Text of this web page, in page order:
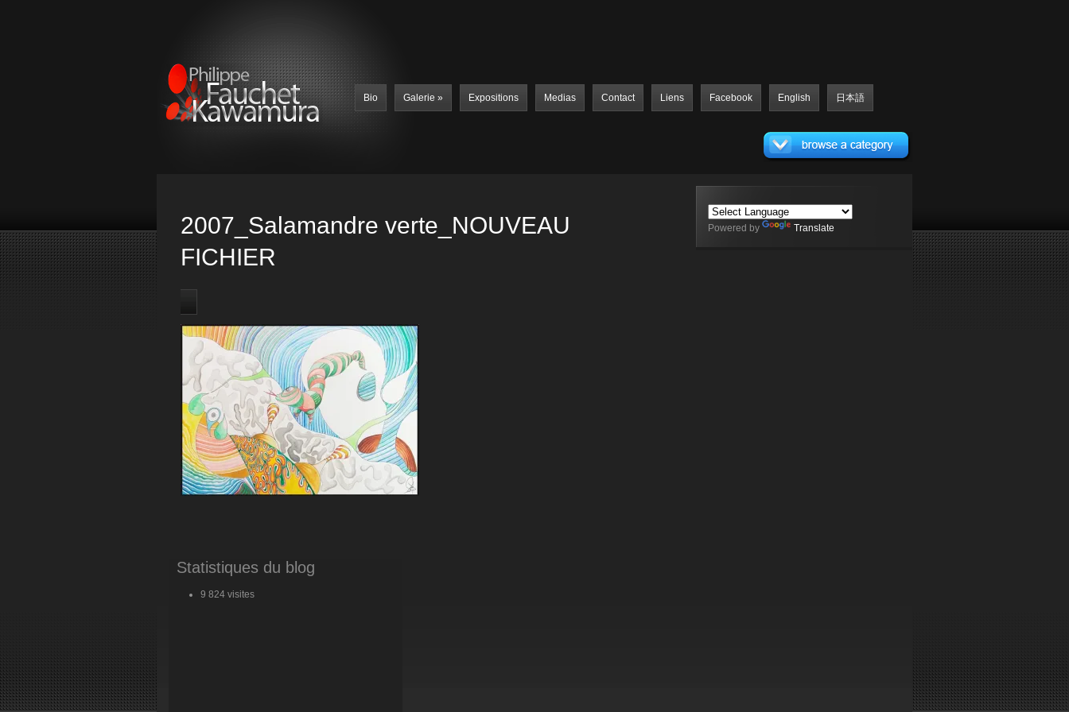
Bio Galerie » Expositions Medias Contact Liens Facebook English 日本語
2007_Salamandre verte_NOUVEAU
FICHIER
Powered by Translate
Statistiques du blog
9 824 visites